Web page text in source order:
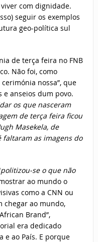
com dignidade.
seguir os exemplos
geo-política sul
de terça feira no FNB
Não foi, como
nossa”, que
e anseios dum povo.
os que nasceram
de terça feira ficou
Masekela, de
faltaram as imagens do
politizou-se o que não
ao mundo o
como a CNN ou
chegar ao mundo,
Brand”,
era dedicado
e ao País. E porque